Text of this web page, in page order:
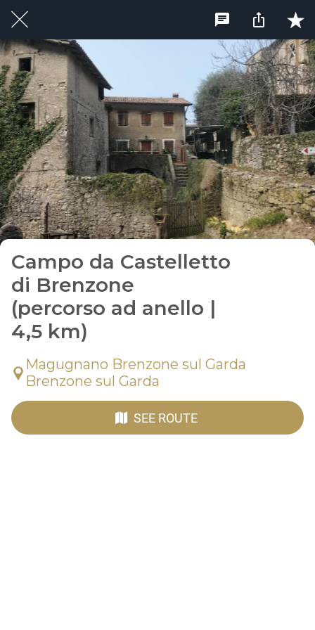
Campo da Castelletto
di Brenzone
(percorso ad anello |
4,5 km)
Magugnano Brenzone sul Garda
Brenzone sul Garda
SEE ROUTE